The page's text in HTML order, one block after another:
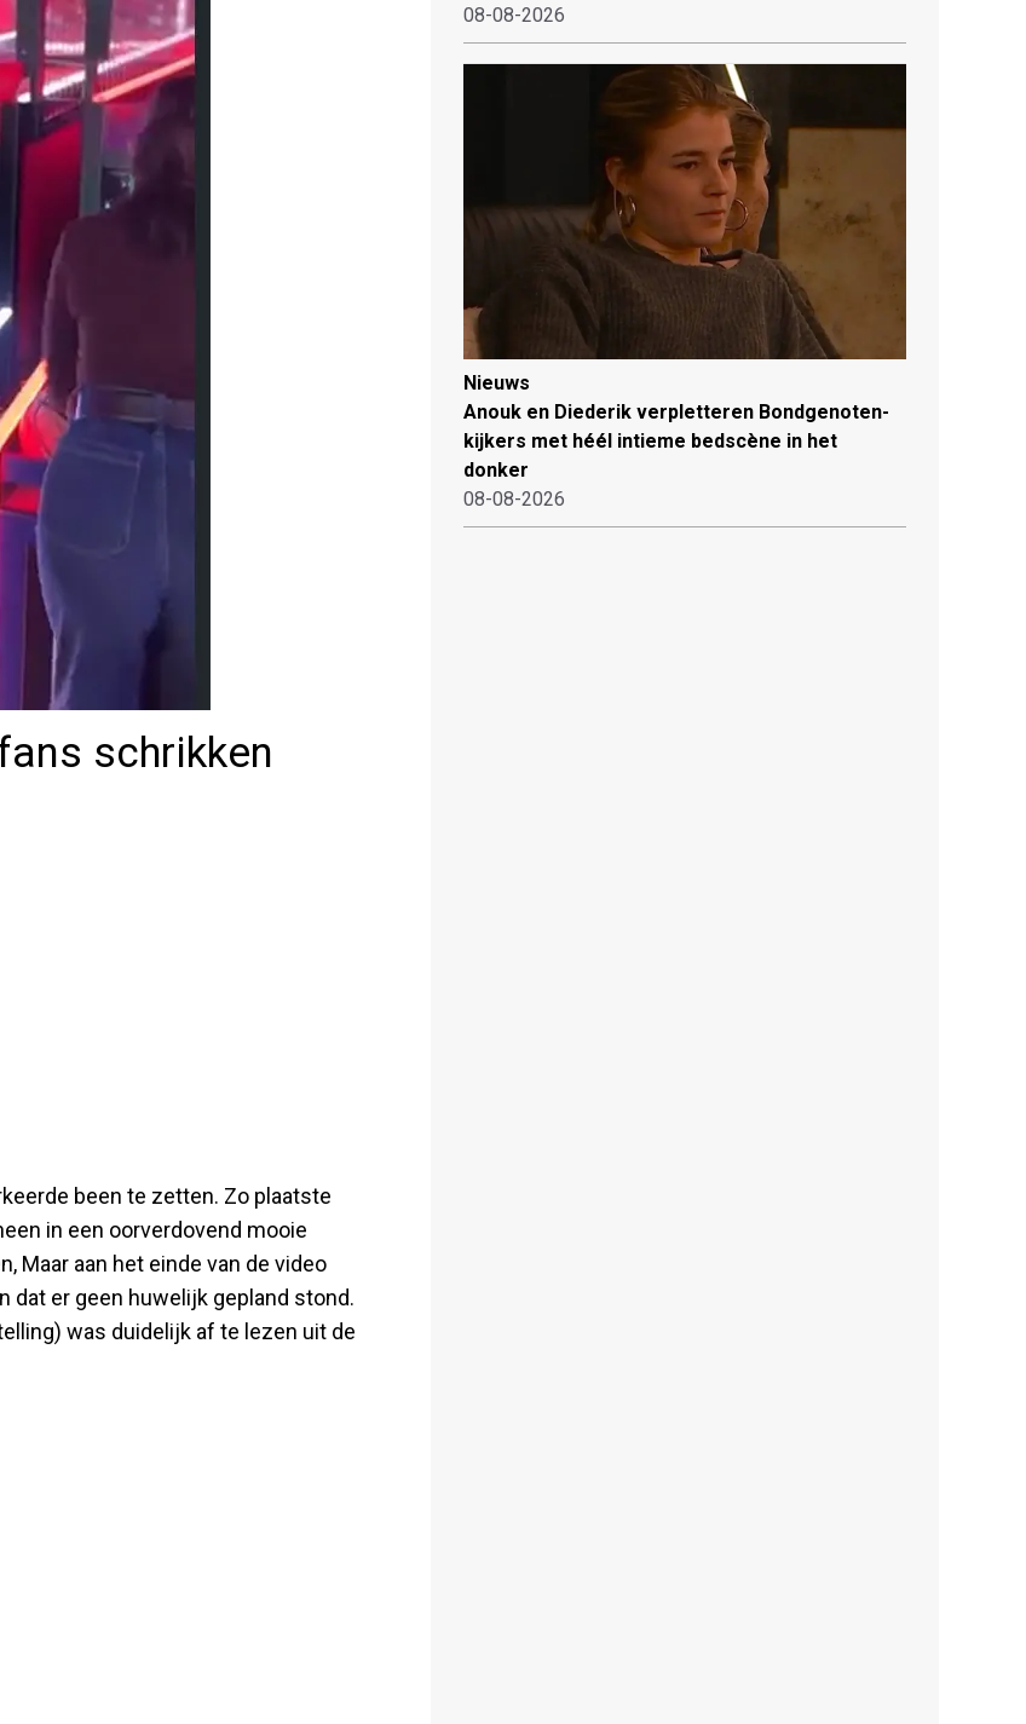
schrikken
been te zetten. Zo plaatste
in een oorverdovend mooie
Maar aan het einde van de video
dat er geen huwelijk gepland stond.
was duidelijk af te lezen uit de
08-08-2026
Nieuws
Anouk en Diederik verpletteren Bondgenoten-
kijkers met héél intieme bedscène in het
donker
08-08-2026